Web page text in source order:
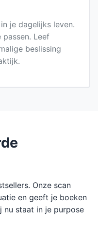
je dagelijks leven.
Leef
beslissing
Onze scan
en geeft je boeken
nu staat in je purpose